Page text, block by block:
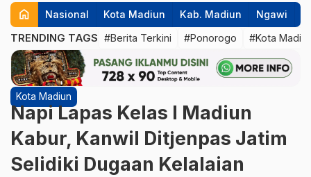
home Nasional Kota Madiun Kab. Madiun Ngawi
TRENDING TAGS #Berita Terkini #Ponorogo #Kota
Kota Madiun
Napi Lapas Kelas I Madiun
Kabur, Kanwil Ditjenpas Jatim
Selidiki Dugaan Kelalaian